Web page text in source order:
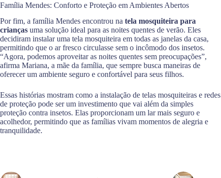
Família Mendes: Conforto e Proteção em Ambientes Abertos
Por fim, a família Mendes encontrou na tela mosquiteira para
crianças uma solução ideal para as noites quentes de verão. Eles
decidiram instalar uma tela mosquiteira em todas as janelas da casa,
permitindo que o ar fresco circulasse sem o incômodo dos insetos.
“Agora, podemos aproveitar as noites quentes sem preocupações”,
afirma Mariana, a mãe da família, que sempre busca maneiras de
oferecer um ambiente seguro e confortável para seus filhos.
Essas histórias mostram como a instalação de telas mosquiteiras e redes
de proteção pode ser um investimento que vai além da simples
proteção contra insetos. Elas proporcionam um lar mais seguro e
acolhedor, permitindo que as famílias vivam momentos de alegria e
tranquilidade.